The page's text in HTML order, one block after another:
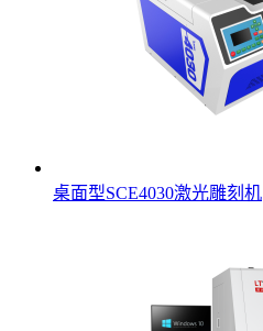
桌面型SCE4030激光雕刻机